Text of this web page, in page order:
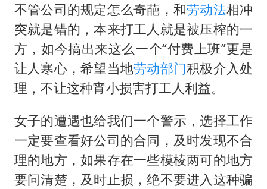
不管公司的规定怎么奇葩，和劳动法相冲
突就是错的，本来打工人就是被压榨的一
方，如今搞出来这么一个“付费上班”更是
让人寒心，希望当地劳动部门积极介入处
理，不让这种宵小损害打工人利益。
女子的遭遇也给我们一个警示，选择工作
一定要查看好公司的合同，及时发现不合
理的地方，如果存在一些模棱两可的地方
要问清楚，及时止损，绝不要进入这种骗